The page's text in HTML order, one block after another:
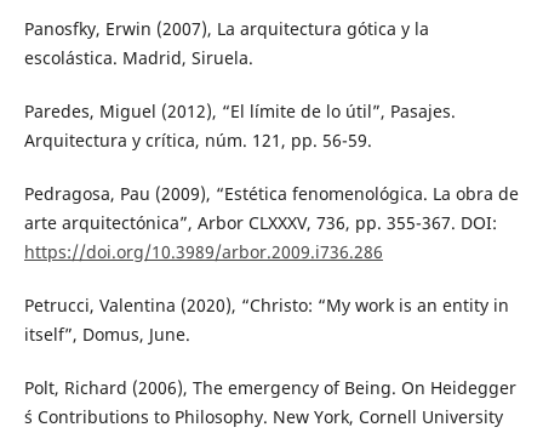
Panosfky, Erwin (2007), La arquitectura gótica y la
escolástica. Madrid, Siruela.
Paredes, Miguel (2012), “El límite de lo útil”, Pasajes.
Arquitectura y crítica, núm. 121, pp. 56-59.
Pedragosa, Pau (2009), “Estética fenomenológica. La obra de
arte arquitectónica”, Arbor CLXXXV, 736, pp. 355-367. DOI:
https://doi.org/10.3989/arbor.2009.i736.286
Petrucci, Valentina (2020), “Christo: “My work is an entity in
itself”, Domus, June.
Polt, Richard (2006), The emergency of Being. On Heidegger
´s Contributions to Philosophy. New York, Cornell University